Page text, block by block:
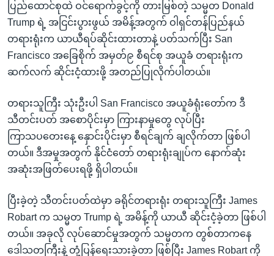
ရန်
နေရာ
သို့
ကျော်
ရန်
ပြည်ထောင်စုထဲ ဝင်ရောက်ခွင့်ကို တားမြစ်တဲ့ သမ္မတ Donald
Trump ရဲ့ အငြင်းပွားဖွယ် အမိန့်အတွက် ဝါရှင်တန်ပြည်နယ်
တရားရုံးက ယာယီရပ်ဆိုင်းထားတာနဲ့ ပတ်သက်ပြီး San
Francisco အခြေစိုက် အမှတ်၉ စီရင်စု အယူခံ တရားရုံးက
ဆက်လက် ဆိုင်းငံ့ထားဖို့ အတည်ပြုလိုက်ပါတယ်။
တရားသူကြီး သုံးဦးပါ San Francisco အယူခံရုံးတော်က ဒီ
သီတင်းပတ် အစောပိုင်းမှာ ကြားနာမှုတွေ လုပ်ပြီး
ကြာသပတေးနေ့ နှောင်းပိုင်းမှာ စီရင်ချက် ချလိုက်တာ ဖြစ်ပါ
တယ်။ ဒီအမှုအတွက် နိုင်ငံတော် တရားရုံးချုပ်က နောက်ဆုံး
အဆုံးအဖြတ်ပေးရဖို့ ရှိပါတယ်။
ပြီးခဲ့တဲ့ သီတင်းပတ်ထဲမှာ ခရိုင်တရားရုံး တရားသူကြီး James
Robart က သမ္မတ Trump ရဲ့ အမိန့်ကို ယာယီ ဆိုင်းငံ့ခဲ့တာ ဖြစ်ပါ
တယ်။ အခုလို လုပ်ဆောင်မှုအတွက် သမ္မတက တွစ်တာကနေ
ဒေါသတကြီးနဲ့ တုံ့ပြန်ရေးသားခဲ့တာ ဖြစ်ပြီး James Robart ကို